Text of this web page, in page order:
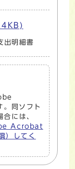
出明細書
同ソフト
には、
Acrobat
）してく